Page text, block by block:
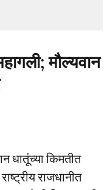
मौल्यवान
धातूंच्या किमतीत
राजधानीत